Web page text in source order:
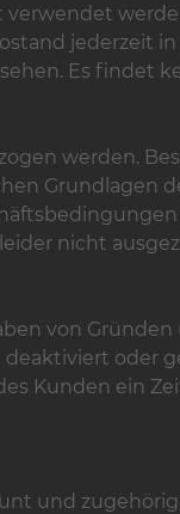
jederzeit
Es findet
werden.
Grundlagen
nicht
von Gründen
deaktiviert oder
Kunden ein
und